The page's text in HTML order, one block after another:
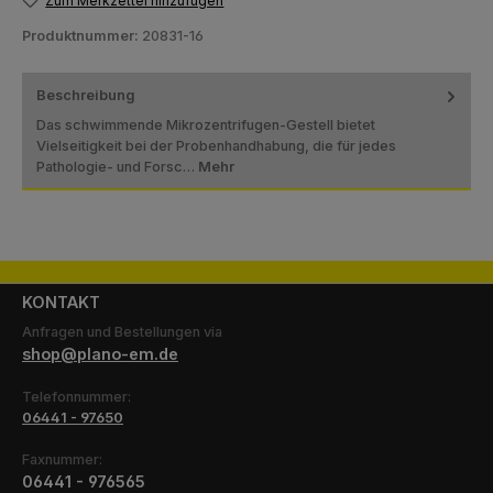
Produktnummer: 20831-16
Beschreibung
Das schwimmende Mikrozentrifugen-Gestell bietet
Vielseitigkeit bei der Probenhandhabung, die für jedes
Pathologie- und Forsc… Mehr
KONTAKT
Anfragen und Bestellungen via
shop@plano-em.de
Telefonnummer:
06441 - 97650
Faxnummer:
06441 - 976565